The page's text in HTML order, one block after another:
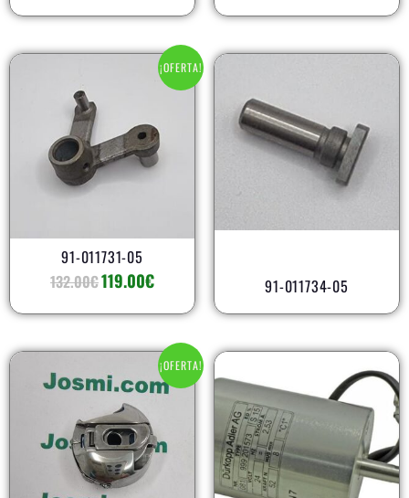
¡OFERTA!
91-011731-05
132.00€
132.00€.
119.00€
El
precio
es:
119.00€.
91-011734-05
¡OFERTA!
precio
original
era:
98.00€.
precio
actual
es:
78.00€.